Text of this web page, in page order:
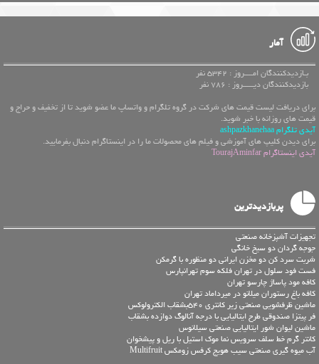
آمار
بـازدیدکنندگان امــــروز : 5342 نفر
بازدیدکنندگان دیـــــروز : 786 نفر
برای دریافت لیست قیمت های شرکت در گروه تلگرام و واتساپ ما عضو شوید تا از تخفیف و حراج و
قیمت های روزانه با خبر شوید.
آیدی تلگرام ashpazkhanehaa
برای دیدن کلیپ های آموزشی و فیلم های محصولات ما را در اینستاگرام دنبال بفرمایید.
آیدی اینستاگرام TourajAminfar
پربازدیدترین
تجهیزات آشپزخانه صنعتی
جوجه گردان دو سیخ خانگی
شربت سرد کن دو مخزن ایرانی دو منظوره با گرمکن
فست فود سلول در تهران فلکه سوم تهرانپارس
کافه مود پاساژ چارسو تهران
کافه باغ رستوران میلانو در میرداماد تهران
ماشین ظرفشویی صنعتی زیر کانتری 540بشقاب الکترولوکس
فر پیتزا صندوقی طرح ایتالیایی با درجه آنالوگ دوازده بشقاب
ماشین لیوان شور ایتالیایی صنعتی سیلانوس
کانتر گرم خط سلف سرویس نما موک استیل با ریل و پیشخوان
آب میوه گیری صنعتی سیب هویج کرفس زومکس Multifruit